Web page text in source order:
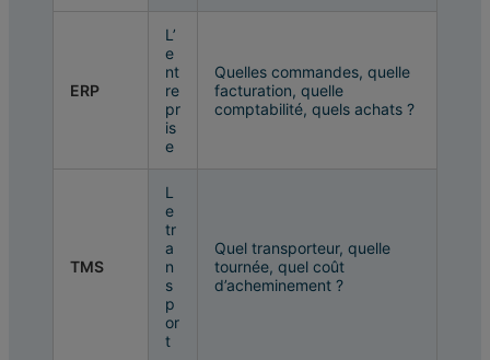
ERP
L’
e
nt
re
pr
is
e
Quelles commandes, quelle
facturation, quelle
comptabilité, quels achats ?
TMS
L
e
tr
a
n
s
p
or
t
Quel transporteur, quelle
tournée, quel coût
d’acheminement ?